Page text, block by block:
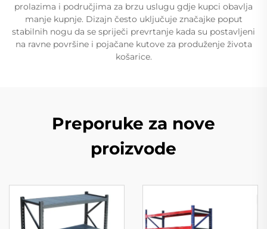
prolazima i područjima za brzu uslugu gdje kupci obavlja
manje kupnje. Dizajn često uključuje značajke poput
stabilnih nogu da se spriječi prevrtanje kada su postavljeni
na ravne površine i pojačane kutove za produženje života
košarice.
Preporuke za nove
proizvode